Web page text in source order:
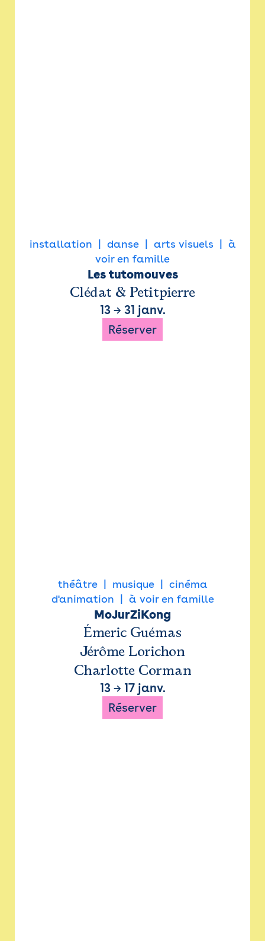
installation danse arts visuels
à
voir en famille
Les tutomouves
Clédat & Petitpierre
13→ 31 janv.
Réserver
théâtre musique
cinéma
d'animation
à voir en famille
MoJurZiKong
Émeric Guémas
Jérôme Lorichon
Charlotte Corman
13→ 17 janv.
Réserver